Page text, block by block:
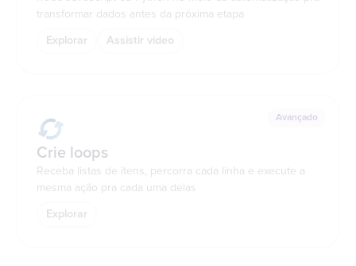
transformar dados antes da próxima etapa
Explorar Assistir vídeo
Avançado
Crie loops
Receba listas de itens, percorra cada linha e execute a
mesma ação pra cada uma delas
Explorar